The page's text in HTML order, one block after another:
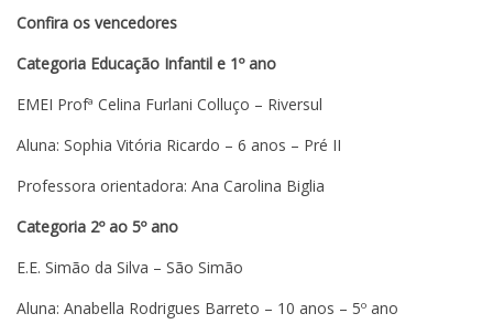
Confira os vencedores
Categoria Educação Infantil e 1º ano
EMEI Profª Celina Furlani Colluço – Riversul
Aluna: Sophia Vitória Ricardo – 6 anos – Pré II
Professora orientadora: Ana Carolina Biglia
Categoria 2º ao 5º ano
E.E. Simão da Silva – São Simão
Aluna: Anabella Rodrigues Barreto – 10 anos – 5º ano